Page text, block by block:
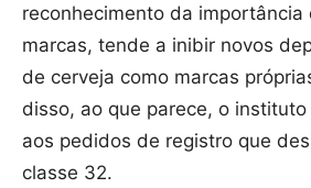
reconhecimento da importância
marcas, tende a inibir novos
de cerveja como marcas
disso, ao que parece, o
aos pedidos de registro que
classe 32.